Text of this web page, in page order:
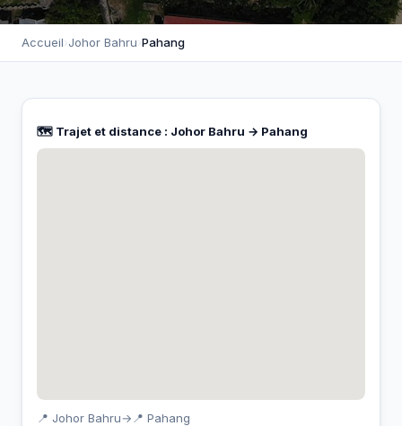
Accueil›Johor Bahru›Pahang
🗺️ Trajet et distance : Johor Bahru → Pahang
📍 Johor Bahru→ 📍 Pahang